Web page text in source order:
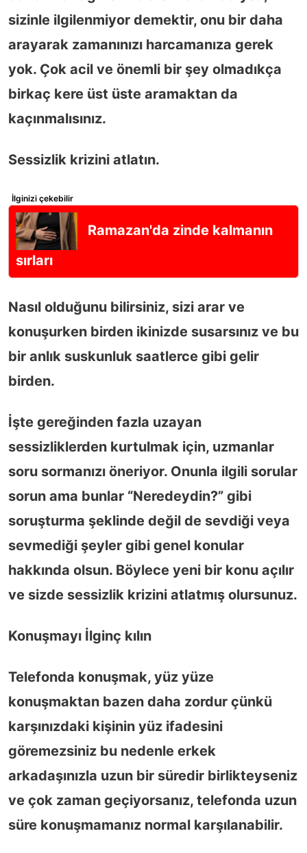
sizinle ilgilenmiyor demektir, onu bir daha
arayarak zamanınızı harcamanıza gerek
yok. Çok acil ve önemli bir şey olmadıkça
birkaç kere üst üste aramaktan da
kaçınmalısınız.
Sessizlik krizini atlatın.
İlginizi çekebilir
Ramazan'da zinde kalmanın
sırları
Nasıl olduğunu bilirsiniz, sizi arar ve
konuşurken birden ikinizde susarsınız ve bu
bir anlık suskunluk saatlerce gibi gelir
birden.
İşte gereğinden fazla uzayan
sessizliklerden kurtulmak için, uzmanlar
soru sormanızı öneriyor. Onunla ilgili sorular
sorun ama bunlar “Neredeydin?” gibi
soruşturma şeklinde değil de sevdiği veya
sevmediği şeyler gibi genel konular
hakkında olsun. Böylece yeni bir konu açılır
ve sizde sessizlik krizini atlatmış olursunuz.
Konuşmayı İlginç kılın
Telefonda konuşmak, yüz yüze
konuşmaktan bazen daha zordur çünkü
karşınızdaki kişinin yüz ifadesini
göremezsiniz bu nedenle erkek
arkadaşınızla uzun bir süredir birlikteyseniz
ve çok zaman geçiyorsanız, telefonda uzun
süre konuşmamanız normal karşılanabilir.